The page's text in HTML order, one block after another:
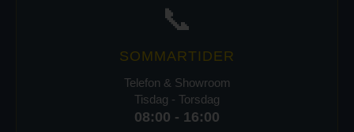
📞
SOMMARTIDER
Telefon & Showroom
Tisdag - Torsdag
08:00 - 16:00